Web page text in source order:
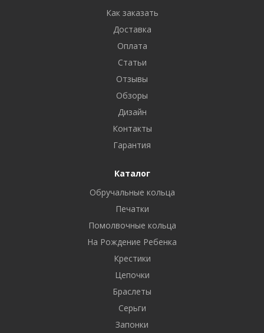
Как заказать
Доставка
Оплата
Статьи
Отзывы
Обзоры
Дизайн
Контакты
Гарантия
Каталог
Обручальные кольца
Печатки
Помолвочные кольца
На Рождение Ребенка
Крестики
Цепочки
Браслеты
Серьги
Запонки